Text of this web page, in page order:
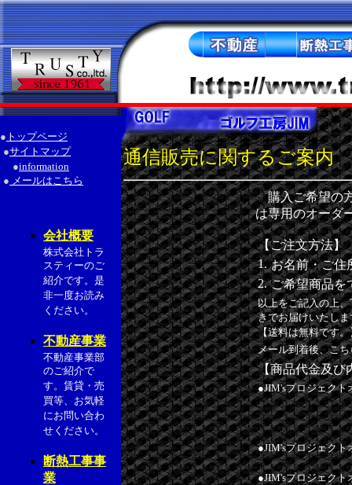
● トップページ
●サイトマップ
●information
● メールはこちら
会社概要
株式会社トラ
スティーのご
紹介です。是
非一度お読み
ください。
不動産事業
不動産事業部
のご紹介で
す。賃貸・売
買等、お気軽
にお問い合わ
せください。
断熱工事事
業
通信販売に関するご案内
購入ご希望の方
は専用のオーダ
【ご注文方法】
1. お名前・ご住
2. ご希望商品を
以上をご記入の上
きでお届けいたしま
【送料は無料です。
メール到着後、こ
【商品代金及び
●JIM'sプロジェクト
●JIM'sプロジェクト
●JIM'sプロジェクト